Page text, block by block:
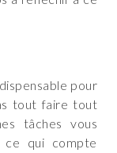
pour
tout faire tout
tâches vous
qui compte